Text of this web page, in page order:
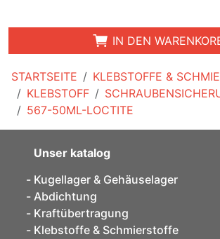
STARTSEITE
KLEBSTOFFE &
KLEBSTOFF
567-50ML-LOCTITE
IN DEN
Unser katalog
Kugellager & Gehäuselager
Abdichtung
Kraftübertragung
Klebstoffe & Schmierstoffe